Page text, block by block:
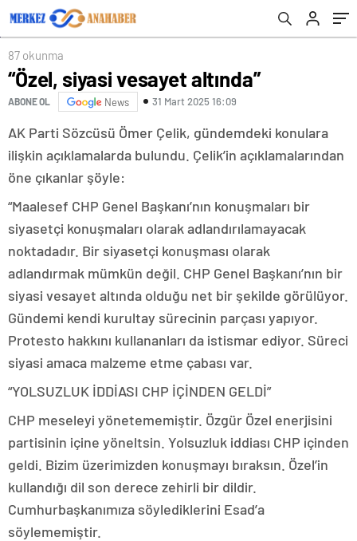
87 okunma
“Özel, siyasi vesayet altında”
ABONE OL News 31 Mart 2025 16:09
AK Parti Sözcüsü Ömer Çelik, gündemdeki konulara
ilişkin açıklamalarda bulundu. Çelik’in açıklamalarından
öne çıkanlar şöyle:
“Maalesef CHP Genel Başkanı’nın konuşmaları bir
siyasetçi konuşmaları olarak adlandırılamayacak
noktadadır. Bir siyasetçi konuşması olarak
adlandırmak mümkün değil. CHP Genel Başkanı’nın bir
siyasi vesayet altında olduğu net bir şekilde görülüyor.
Gündemi kendi kurultay sürecinin parçası yapıyor.
Protesto hakkını kullananları da istismar ediyor. Süreci
siyasi amaca malzeme etme çabası var.
“YOLSUZLUK İDDİASI CHP İÇİNDEN GELDİ”
CHP meseleyi yönetememiştir. Özgür Özel enerjisini
partisinin içine yöneltsin. Yolsuzluk iddiası CHP içinden
geldi. Bizim üzerimizden konuşmayı bıraksın. Özel’in
kullandığı dil son derece zehirli bir dildir.
Cumhurbaşkanımıza söylediklerini Esad’a
söylememiştir.